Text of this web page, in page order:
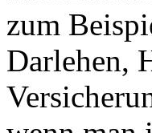
zum
Darlehen,